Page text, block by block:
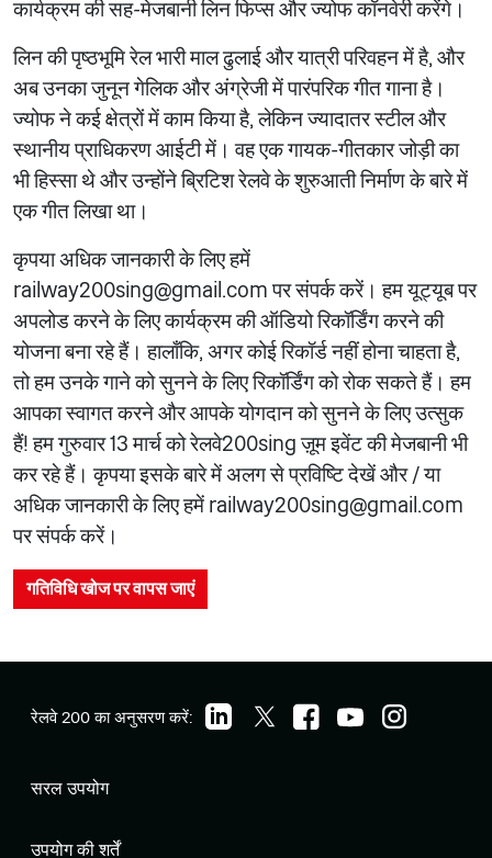
कार्यक्रम की सह-मेजबानी लिन फिप्स और ज्योफ कॉनवेरी करेंगे।
लिन की पृष्ठभूमि रेल भारी माल ढुलाई और यात्री परिवहन में है, और
अब उनका जुनून गेलिक और अंग्रेजी में पारंपरिक गीत गाना है।
ज्योफ ने कई क्षेत्रों में काम किया है, लेकिन ज्यादातर स्टील और
स्थानीय प्राधिकरण आईटी में। वह एक गायक-गीतकार जोड़ी का
भी हिस्सा थे और उन्होंने ब्रिटिश रेलवे के शुरुआती निर्माण के बारे में
एक गीत लिखा था।
कृपया अधिक जानकारी के लिए हमें
railway200sing@gmail.com पर संपर्क करें। हम यूट्यूब पर
अपलोड करने के लिए कार्यक्रम की ऑडियो रिकॉर्डिंग करने की
योजना बना रहे हैं। हालाँकि, अगर कोई रिकॉर्ड नहीं होना चाहता है,
तो हम उनके गाने को सुनने के लिए रिकॉर्डिंग को रोक सकते हैं। हम
आपका स्वागत करने और आपके योगदान को सुनने के लिए उत्सुक
हैं! हम गुरुवार 13 मार्च को रेलवे200sing ज़ूम इवेंट की मेजबानी भी
कर रहे हैं। कृपया इसके बारे में अलग से प्रविष्टि देखें और / या
अधिक जानकारी के लिए हमें railway200sing@gmail.com
पर संपर्क करें।
गतिविधि खोज पर वापस जाएं
रेलवे 200 का अनुसरण करें:
सरल उपयोग
उपयोग की शर्तें